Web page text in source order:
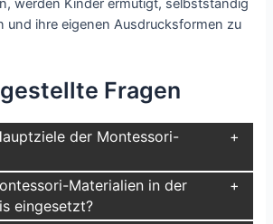
werden Kinder ermutigt, selbstständig
und ihre eigenen Ausdrucksformen zu
Fragen
der Montessori-
Materialien in der
eingesetzt?